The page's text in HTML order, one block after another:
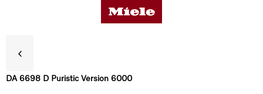
DA 6698 D Puristic Version 6000